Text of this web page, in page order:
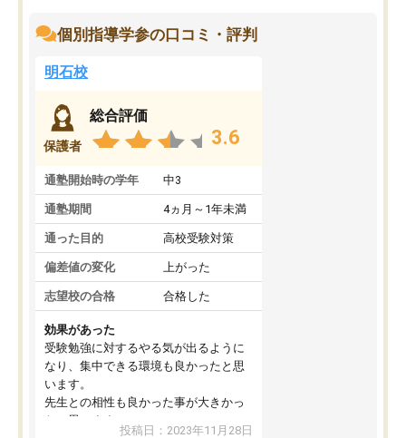
個別指導学参の口コミ・評判
明石校
保護者
総合評価
3.6
通塾開始時の学年 中3
通塾期間 4ヵ月～1年未満
通った目的 高校受験対策
偏差値の変化 上がった
志望校の合格 合格した
効果があった
受験勉強に対するやる気が出るように
なり、集中できる環境も良かったと思
います。
先生との相性も良かった事が大きかっ
たと思います。
投稿日：2023年11月28日